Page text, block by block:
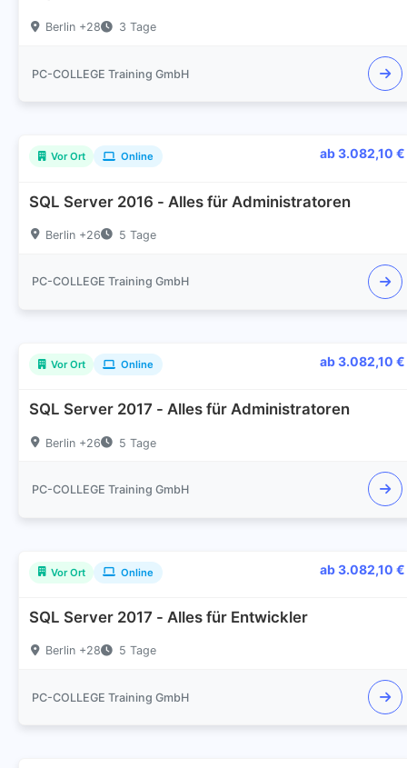
Berlin +28 3 Tage
PC-COLLEGE Training GmbH
Vor Ort Online ab 3.082,10 €
SQL Server 2016 - Alles für Administratoren
Berlin +26 5 Tage
PC-COLLEGE Training GmbH
Vor Ort Online ab 3.082,10 €
SQL Server 2017 - Alles für Administratoren
Berlin +26 5 Tage
PC-COLLEGE Training GmbH
Vor Ort Online ab 3.082,10 €
SQL Server 2017 - Alles für Entwickler
Berlin +28 5 Tage
PC-COLLEGE Training GmbH